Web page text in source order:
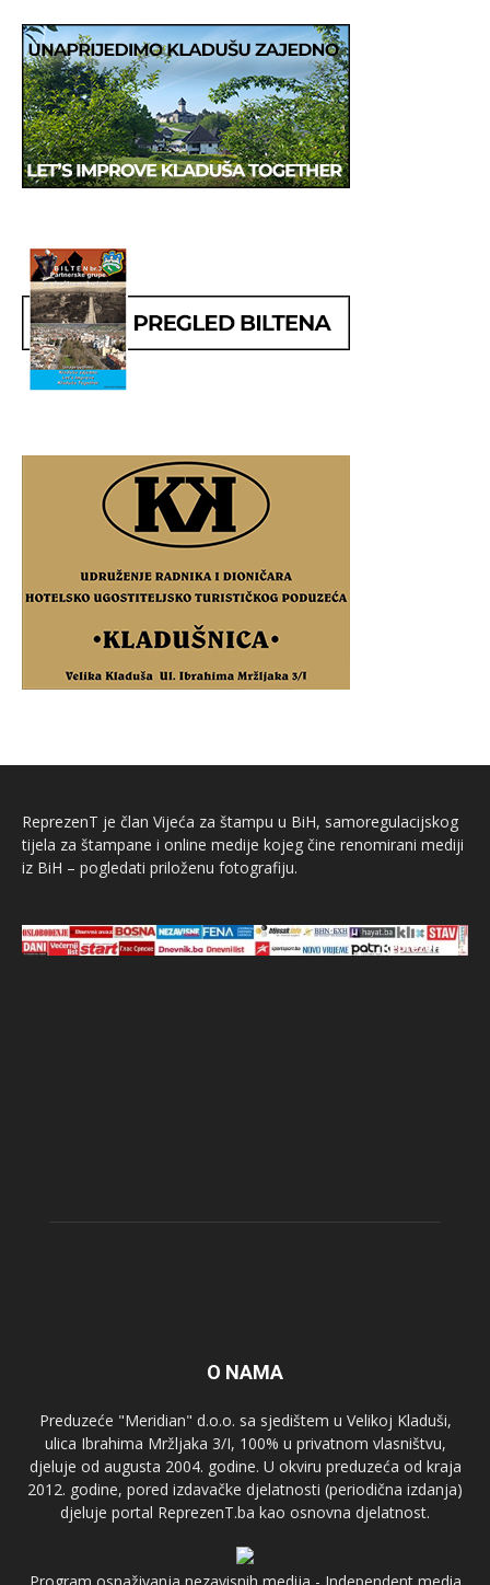
ReprezenT je član Vijeća za štampu u BiH, samoregulacijskog
tijela za štampane i online medije kojeg čine renomirani mediji
iz BiH – pogledati priloženu fotografiju.
O NAMA
Preduzeće "Meridian" d.o.o. sa sjedištem u Velikoj Kladuši,
ulica Ibrahima Mržljaka 3/I, 100% u privatnom vlasništvu,
djeluje od augusta 2004. godine. U okviru preduzeća od kraja
2012. godine, pored izdavačke djelatnosti (periodična izdanja)
djeluje portal ReprezenT.ba kao osnovna djelatnost.